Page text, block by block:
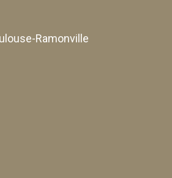
Ramonville